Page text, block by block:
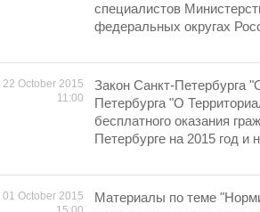
специалистов
федеральных округах
22 October 2015
11:00
Закон Санкт-Петербурга
Петербурга "О
бесплатного оказания
Петербурге на 2015 год и
01 October 2015
Материалы по теме